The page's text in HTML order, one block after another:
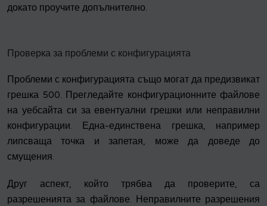
докато проучите допълнително.
Проверка за проблеми с конфигурацията
Проблеми с конфигурацията също могат да предизвикат
грешка 500. Прегледайте конфигурационните файлове
на уебсайта си за евентуални грешки или неправилни
конфигурации. Една-единствена грешка, например
липсваща точка и запетая, може да доведе до
смущения.
Друг аспект, който трябва да проверите, са
разрешенията за файлове. Неправилните разрешения